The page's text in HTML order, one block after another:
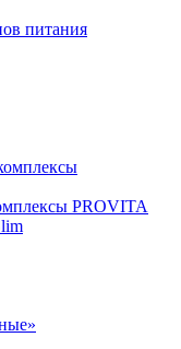
питания
PROVITA